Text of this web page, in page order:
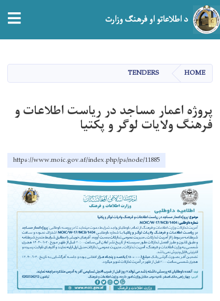
د اطلاعاتو او فرهنګ وزارت
HOME
TENDERS
پروژه اعمار مساجد در ریاست اطلاعات و
فرهنگ ولایات لوگر و پکتیا
https://www.moic.gov.af/index.php/ps/node/11885